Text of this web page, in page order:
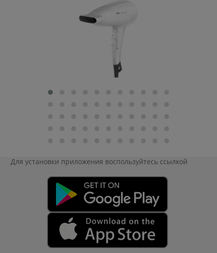
Для установки приложения воспользуйтесь ссылкой